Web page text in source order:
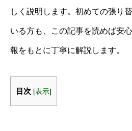
しく説明します。初めての張り
いる方も、この記事を読めば安
報をもとに丁寧に解説します。
目次 [表示]